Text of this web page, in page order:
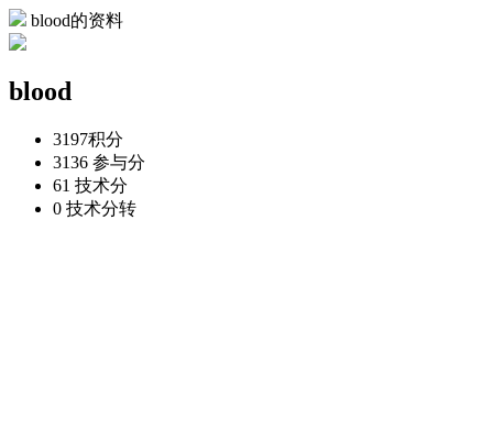
blood的资料
blood
3197积分
3136 参与分
61 技术分
0 技术分转